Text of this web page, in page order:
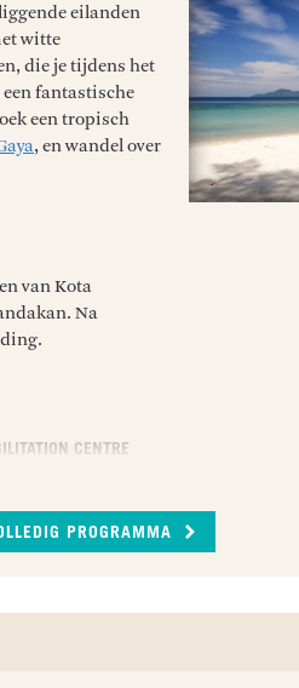
eilanden
witte
die je tijdens het
fantastische
een tropisch
, en wandel over
van Kota
Na
CENTRE
oetan
aan de opvang is
doel terug te keren
keer per dag
PROGRAMMA